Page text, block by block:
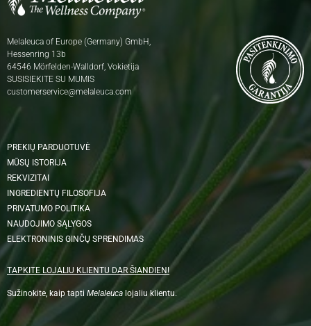
Melaleuca of Europe (Germany) GmbH,
Hessenring 13b
64546 Mörfelden-Walldorf, Vokietija
SUSISIEKITE SU MUMIS
customerservice@melaleuca.com
PREKIŲ PARDUOTUVĖ
MŪSŲ ISTORIJA
REKVIZITAI
INGREDIENTŲ FILOSOFIJA
PRIVATUMO POLITIKA
NAUDOJIMO SĄLYGOS
ELEKTRONINIS GINČŲ SPRENDIMAS
TAPKITE LOJALIU KLIENTU DAR ŠIANDIEN!
Sužinokite, kaip tapti Melaleuca lojaliu klientu.